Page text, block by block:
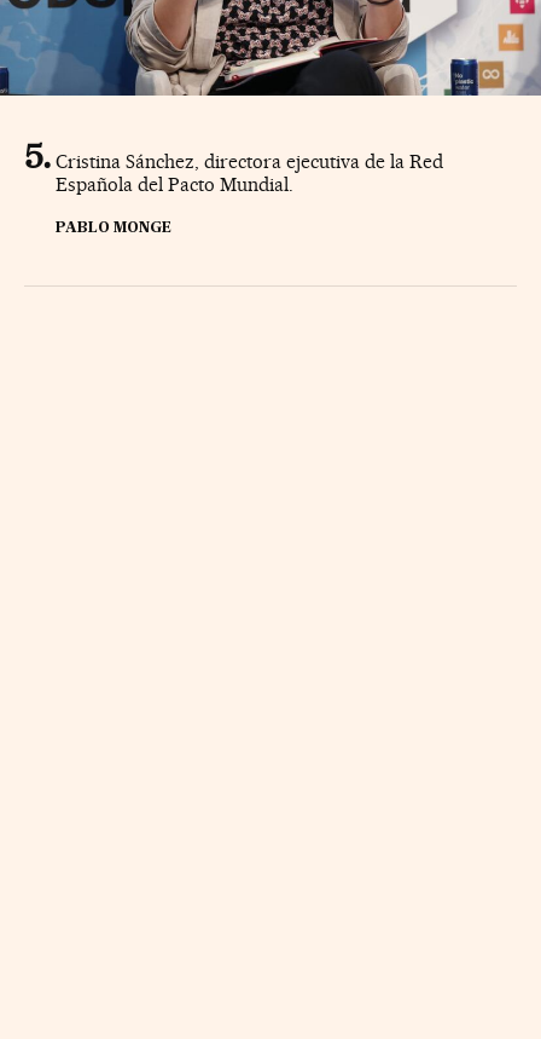
Cristina Sánchez, directora ejecutiva de la Red
Española del Pacto Mundial.
PABLO MONGE